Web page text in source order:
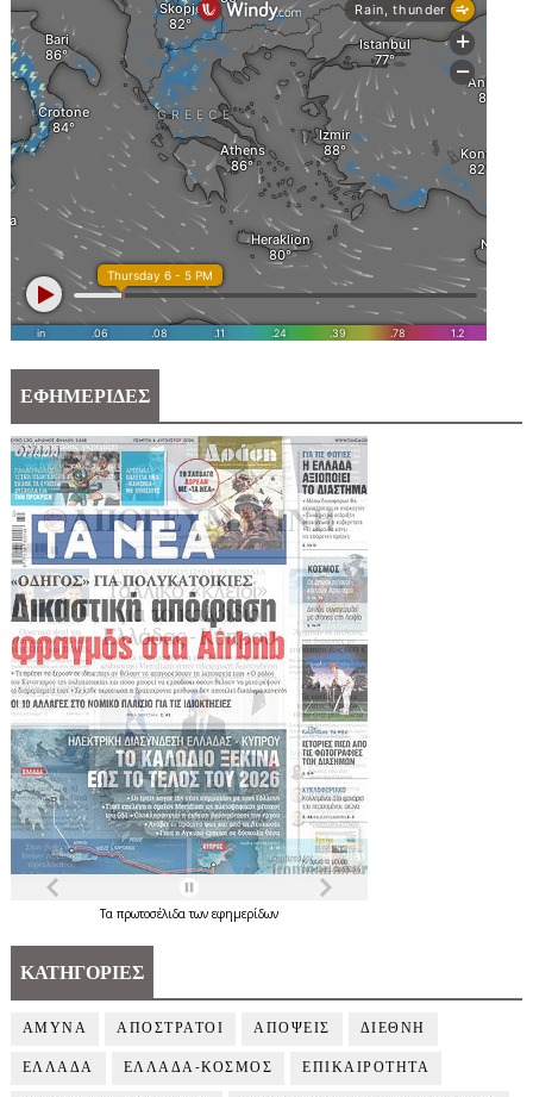
ΕΦΗΜΕΡΙΔΕΣ
Τα πρωτοσέλιδατων εφημερίδων
ΚΑΤΗΓΟΡΙΕΣ
ΑΜΥΝΑ ΑΠΟΣΤΡΑΤΟΙ ΑΠΟΨΕΙΣ ΔΙΕΘΝΗ
ΕΛΛΑΔΑ ΕΛΛΑΔΑ-ΚΟΣΜΟΣ ΕΠΙΚΑΙΡΟΤΗΤΑ